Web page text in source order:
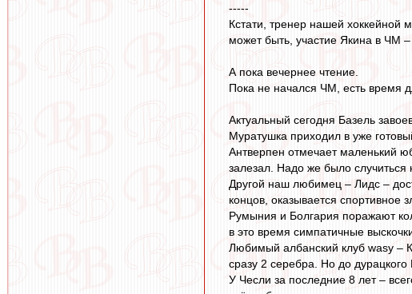
-----
Кстати, тренер нашей хоккейной
может быть, участие Якина в ЧМ
А пока вечернее чтение.
Пока не начался ЧМ, есть время
Актуальный сегодня Базель
Муратушка приходил в уже
Антверпен отмечает маленький
залезал. Надо же было
Другой наш любимец – Лидс –
концов, оказывается спортивное
Румыния и Болгария поражают
в это время симпатичные
Любимый албанский клуб wasy –
сразу 2 серебра. Но до
У Чесли за последние 8 лет –